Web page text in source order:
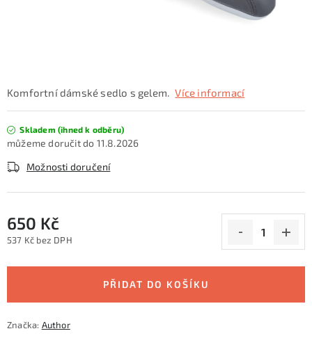
CYKLO Servis
Komfortní dámské sedlo s gelem. Více informací
Skladem (ihned k odběru)
11.8.2026
Možnosti doručení
650 Kč
537 Kč bez DPH
PŘIDAT DO KOŠÍKU
Značka: Author